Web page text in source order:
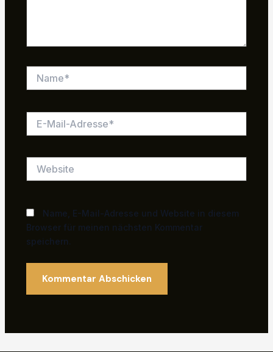
Mail-
Name, E-Mail-Adresse und Website in diesem
Browser für meinen nächsten Kommentar
speichern.